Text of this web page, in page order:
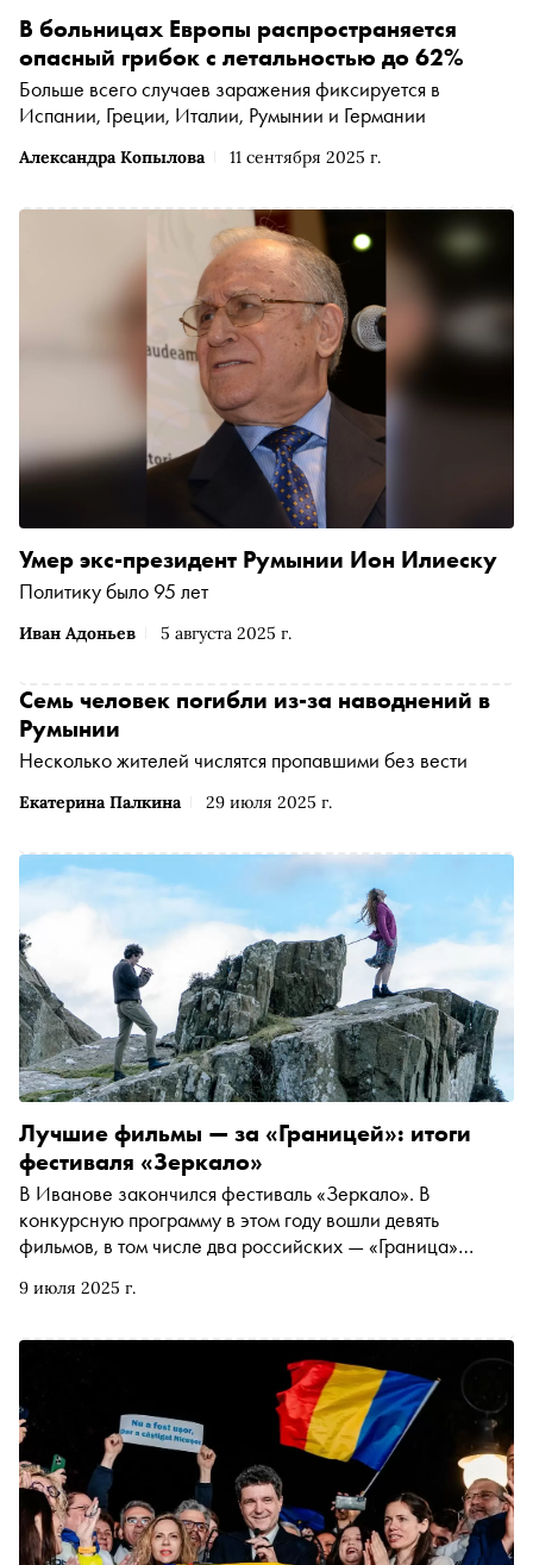
Александра Копылова 11 сентября 2025 г.
В больницах Европы распространяется
опасный грибок с летальностью до 62%
Больше всего случаев заражения фиксируется в
Испании, Греции, Италии, Румынии и Германии
Иван Адоньев 5 августа 2025 г.
Умер экс-президент Румынии Ион Илиеску
Политику было 95 лет
Екатерина Палкина 29 июля 2025 г.
Семь человек погибли из-за наводнений в
Румынии
Несколько жителей числятся пропавшими без вести
9 июля 2025 г.
Лучшие фильмы — за «Границей»: итоги
фестиваля «Зеркало»
В Иванове закончился фестиваль «Зеркало». В
конкурсную программу в этом году вошли девять
фильмов, в том числе два российских — «Граница»
признан иностранным агентом
приз зрительских симпатий — достались картинам,
снятым за рубежом. Катя Загвоздкина соглашается с
решением жюри, которое отметило лучшие работы в
очень неровном конкурсе, и рассказывает о главных
победителях фестиваля — а также о фильмах, не
оправдавших ожиданий.